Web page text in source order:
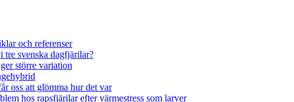
och referenser
tre svenska dagfjärilar?
större variation
oss att glömma hur det var
hos rapsfjärilar efter värmestress som larver